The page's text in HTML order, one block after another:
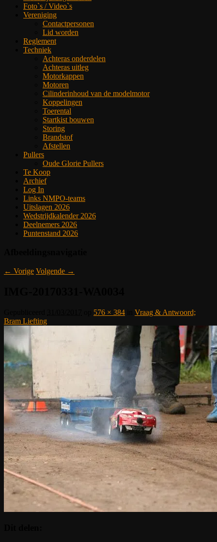
Foto`s / Video`s
Vereniging
Contactpersonen
Lid worden
Reglement
Techniek
Achteras onderdelen
Achteras uitleg
Motorkappen
Motoren
Cilinderinhoud van de modelmotor
Koppelingen
Toerental
Startkist bouwen
Storing
Brandstof
Afstellen
Pullers
Oude Glorie Pullers
Te Koop
Archief
Log In
Links NMPO-teams
Uitslagen 2026
Wedstrijdkalender 2026
Deelnemers 2026
Puntenstand 2026
← Vorige Volgende →
576 × 384
Vraag & Antwoord;
Bram Liefting